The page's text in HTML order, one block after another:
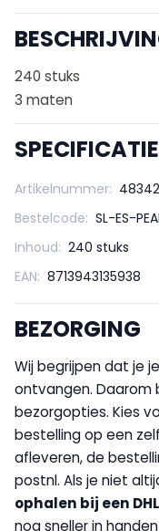
240 stuks
3 maten
Artikelnummer:
Bestelcode: SL-ES-
Inhoud: 240 stuks
EAN: 8713943135938
BEZORGING
Wij begrijpen dat je
ontvangen. Daarom
bezorgopties. Kies
bestelling op een
afleveren, de
postnl. Als je niet
ophalen bij een
nog sneller in